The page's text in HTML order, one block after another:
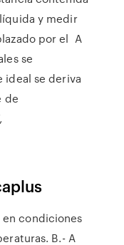
y medir
por el A
se
ideal se deriva
de
condiciones
B.- A